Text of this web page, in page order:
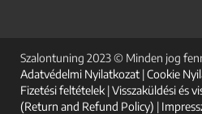
Szalontuning 2023 © Minden jog
Adatvédelmi Nyilatkozat |Cookie
Fizetési feltételek |Visszaküldési és
(Return and Refund Policy) |